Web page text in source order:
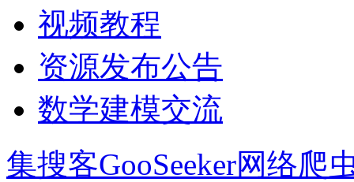
视频教程
资源发布公告
数学建模交流
集搜客GooSeeker网络爬